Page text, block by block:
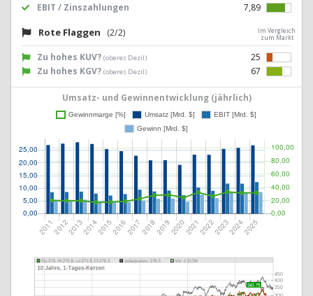
EBIT / Zinszahlungen
7,89
Rote Flaggen (2/2)
Im Vergleich
zum Markt
Zu hohes KUV? (oberes Dezil)
25
Zu hohes KGV? (oberes Dezil) 67
Umsatz- und Gewinnentwicklung (jährlich)